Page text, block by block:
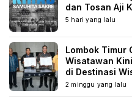
dan Tosan Aji
5 hari yang lalu
Lombok Timur
Wisatawan
di Destinasi
2 minggu yang lalu